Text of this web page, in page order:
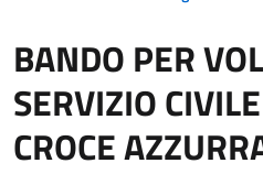
BANDO PER
SERVIZIO
CROCE